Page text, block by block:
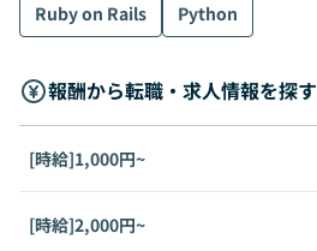
Ruby on Rails
Python
報酬から転職・求人情報を探す
[時給]1,000円~
[時給]2,000円~